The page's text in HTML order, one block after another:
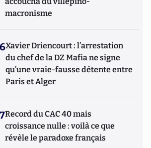
macronisme
6Xavier Driencourt : l’arrestation
du chef de la DZ Mafia ne signe
qu’une vraie-fausse détente entre
Paris et Alger
7Record du CAC 40 mais
croissance nulle : voilà ce que
révèle le paradoxe français